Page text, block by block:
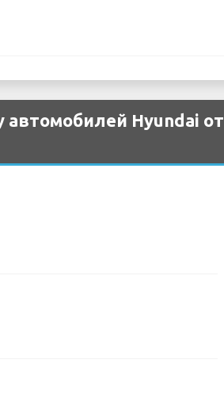
Hyundai от